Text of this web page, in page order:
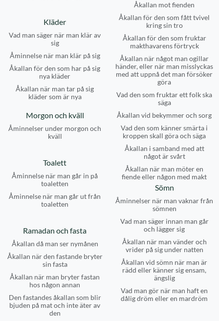
Åkallan mot fienden
Åkallan för den som fått tvivel
kring sin tro
Åkallan för den som fruktar
makthavarens förtryck
Åkallan när något man ogillar
händer, eller när man misslyckas
med att uppnå det man försöker
göra
Vad den som fruktar ett folk ska
säga
Åkallan vid bekymmer och sorg
Vad den som känner smärta i
kroppen skall göra och säga
Åkallan i samband med att
något är svårt
Åkallan när man möter en
fiende eller någon med makt
Kläder
Vad man säger när man klär av
sig
Åminnelse när man klär på sig
Åkallan för den som har på sig
nya kläder
Åkallan när man tar på sig
kläder som är nya
Morgon och kväll
Åminnelser under morgon och
kväll
Toalett
Åminnelse när man går in på
toaletten
Åminnelse när man går ut från
toaletten
Sömn
Åminnelser när man vaknar från
sömnen
Vad man säger innan man går
och lägger sig
Åkallan när man vänder och
vrider på sig under natten
Åkallan vid sömn när man är
rädd eller känner sig ensam,
ängslig
Vad man gör när man haft en
dålig dröm eller en mardröm
Ramadan och fasta
Åkallan då man ser nymånen
Åkallan när den fastande bryter
sin fasta
Åkallan när man bryter fastan
hos någon annan
Den fastandes åkallan som blir
bjuden på mat och inte äter av
den